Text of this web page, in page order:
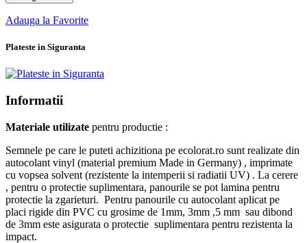
Adauga la Favorite
Plateste in Siguranta
Informatii
Materiale utilizate pentru productie :
Semnele pe care le puteti achizitiona pe ecolorat.ro sunt realizate din
autocolant vinyl (material premium Made in Germany) , imprimate
cu vopsea solvent (rezistente la intemperii si radiatii UV) . La cerere
, pentru o protectie suplimentara, panourile se pot lamina pentru
protectie la zgarieturi. Pentru panourile cu autocolant aplicat pe
placi rigide din PVC cu grosime de 1mm, 3mm ,5 mm sau dibond
de 3mm este asigurata o protectie suplimentara pentru rezistenta la
impact.